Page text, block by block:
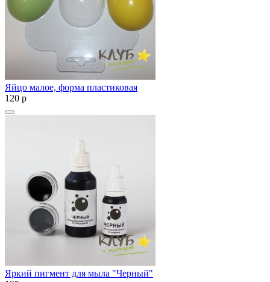
Яйцо малое, форма пластиковая
120 p
Яркий пигмент для мыла "Черный"